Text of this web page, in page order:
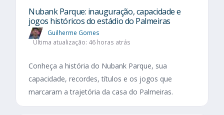
Nubank Parque: inauguração, capacidade e
jogos históricos do estádio do Palmeiras
Guilherme Gomes
Última atualização: 46 horas atrás
Conheça a história do Nubank Parque, sua
capacidade, recordes, títulos e os jogos que
marcaram a trajetória da casa do Palmeiras.